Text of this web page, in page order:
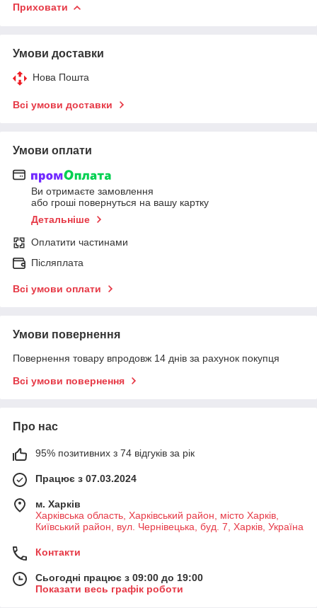
Приховати
Умови доставки
Нова Пошта
Всі умови доставки
Умови оплати
Ви отримаєте замовлення
або гроші повернуться на вашу картку
Детальніше
Оплатити частинами
Післяплата
Всі умови оплати
Умови повернення
Повернення товару впродовж 14 днів за рахунок покупця
Всі умови повернення
Про нас
95% позитивних з 74 відгуків за рік
Працює з 07.03.2024
м. Харків
Харківська область, Харківський район, місто Харків,
Київський район, вул. Чернівецька, буд. 7, Харків, Україна
Контакти
Сьогодні працює з 09:00 до 19:00
Показати весь графік роботи